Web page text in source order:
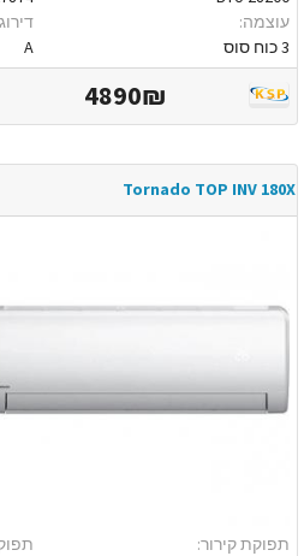
עוצמה:
3 כוח סוס
A
4890₪
Tornado TOP INV 180X
תפוקת קירור: